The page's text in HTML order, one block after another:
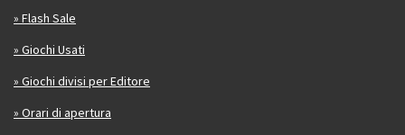
» Flash Sale
» Giochi Usati
» Giochi divisi per Editore
» Orari di apertura